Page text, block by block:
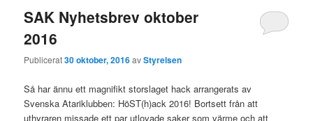
SAK Nyhetsbrev oktober
2016
Publicerat30 oktober, 2016avStyrelsen
Så har ännu ett magnifikt storslaget hack arrangerats av
Svenska Atariklubben: HöST(h)ack 2016! Bortsett från att
uthyraren missade ett par utlovade saker som värme och att